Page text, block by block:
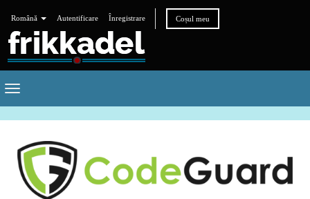
Română Autentificare Înregistrare Coșul meu
Toggle
navigation